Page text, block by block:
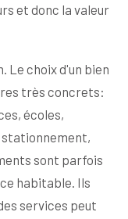
et donc la valeur
Le choix d'un bien
très concrets:
écoles,
sont parfois
habitable. Ils
services peut